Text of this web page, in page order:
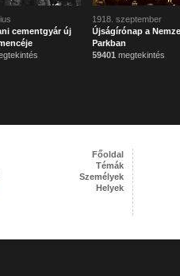
cementgyár új
1918. szeptember
Újságírónap a
Parkban
59401 megtekintés
Főoldal
Témák
Személyek
Helyek